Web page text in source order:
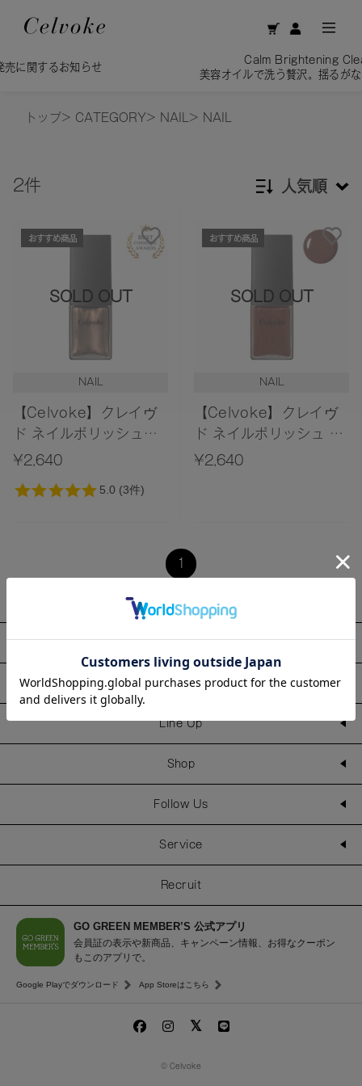
知らせ
Calm Brightening Cleansing Oil／
美容オイルで洗う贅沢。揺るがない、透明感
トップ> CATEGORY> NAIL > NAIL
2件 人気順
人気順
SOLD OUT
おすすめ商品
NAIL
【Celvoke】クレイヴ
ド ネイルポリッシュ
［12,13］
¥2,640
SOLD OUT
おすすめ商品
NAIL
【Celvoke】クレイヴ
ド ネイルポリッシュ 14
＜2025 AW
¥2,640
1
About
Information
Line Up
Shop
Follow Us
Service
Recruit
GO GREEN MEMBER’S 公式アプリ
会員証の表示や新商品、キャンペーン情報、お得なクーポン
もこのアプリで。
Google Playでダウンロード App Storeはこちら
© Celvoke